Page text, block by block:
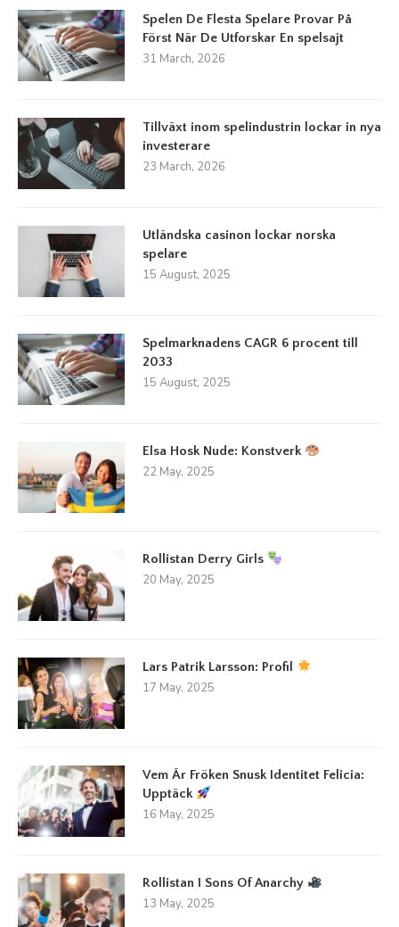
Spelen De Flesta Spelare Provar På
Först När De Utforskar En spelsajt
31 March, 2026
Tillväxt inom spelindustrin lockar in nya
investerare
23 March, 2026
Utländska casinon lockar norska
spelare
15 August, 2025
Spelmarknadens CAGR 6 procent till
2033
15 August, 2025
Elsa Hosk Nude: Konstverk
22 May, 2025
Rollistan Derry Girls
20 May, 2025
Lars Patrik Larsson: Profil
17 May, 2025
Vem Är Fröken Snusk Identitet Felicia:
Upptäck
16 May, 2025
Rollistan I Sons Of Anarchy
13 May, 2025